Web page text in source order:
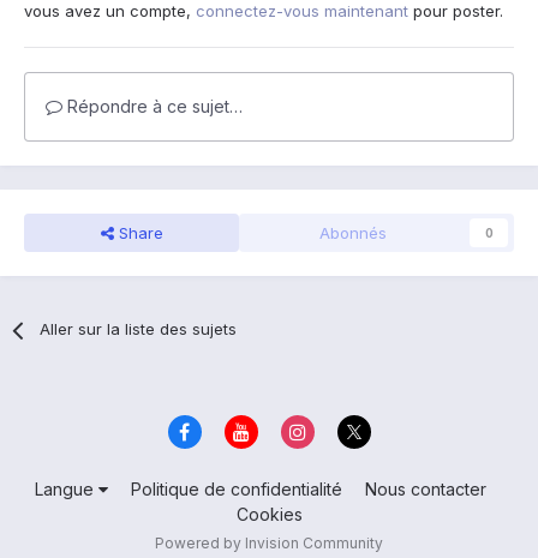
vous avez un compte, connectez-vous maintenant pour poster.
Répondre à ce sujet…
Share Abonnés 0
Aller sur la liste des sujets
Langue Politique de confidentialité
Nous contacter
Cookies
Powered by Invision Community